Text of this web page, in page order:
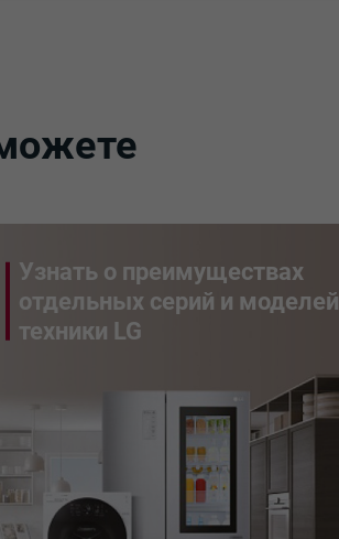
Узнать о преимуществах
отдельных серий и моделей
техники LG